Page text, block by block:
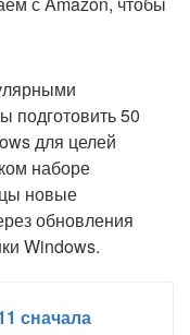
подготовить 50
для целей
наборе
новые
обновления
Windows.
сначала